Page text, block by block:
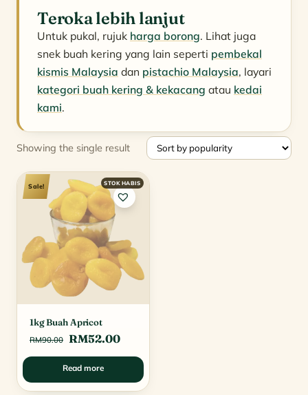
Teroka lebih lanjut
Untuk pukal, rujuk harga borong. Lihat juga
snek buah kering yang lain seperti pembekal
kismis Malaysia dan pistachio Malaysia, layari
kategori buah kering & kekacang atau kedai
kami.
Showing the single result
Sale!
1kg Buah Apricot
RM90.00 Original
price
was:
RM90.00.
RM52.00Current
price
RM52.00.
Read more